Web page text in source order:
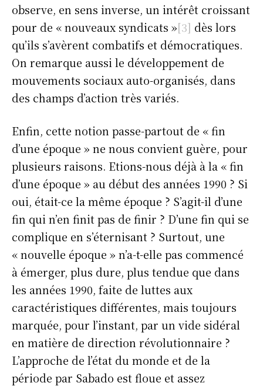
observe, en sens inverse, un intérêt croissant
pour de « nouveaux syndicats »[3] dès lors
qu’ils s’avèrent combatifs et démocratiques.
On remarque aussi le développement de
mouvements sociaux auto-organisés, dans
des champs d’action très variés.
Enfin, cette notion passe-partout de « fin
d’une époque » ne nous convient guère, pour
plusieurs raisons. Etions-nous déjà à la « fin
d’une époque » au début des années 1990 ? Si
oui, était-ce la même époque ? S’agit-il d’une
fin qui n’en finit pas de finir ? D’une fin qui se
complique en s’éternisant ? Surtout, une
« nouvelle époque » n’a-t-elle pas commencé
à émerger, plus dure, plus tendue que dans
les années 1990, faite de luttes aux
caractéristiques différentes, mais toujours
marquée, pour l’instant, par un vide sidéral
en matière de direction révolutionnaire ?
L’approche de l’état du monde et de la
période par Sabado est floue et assez